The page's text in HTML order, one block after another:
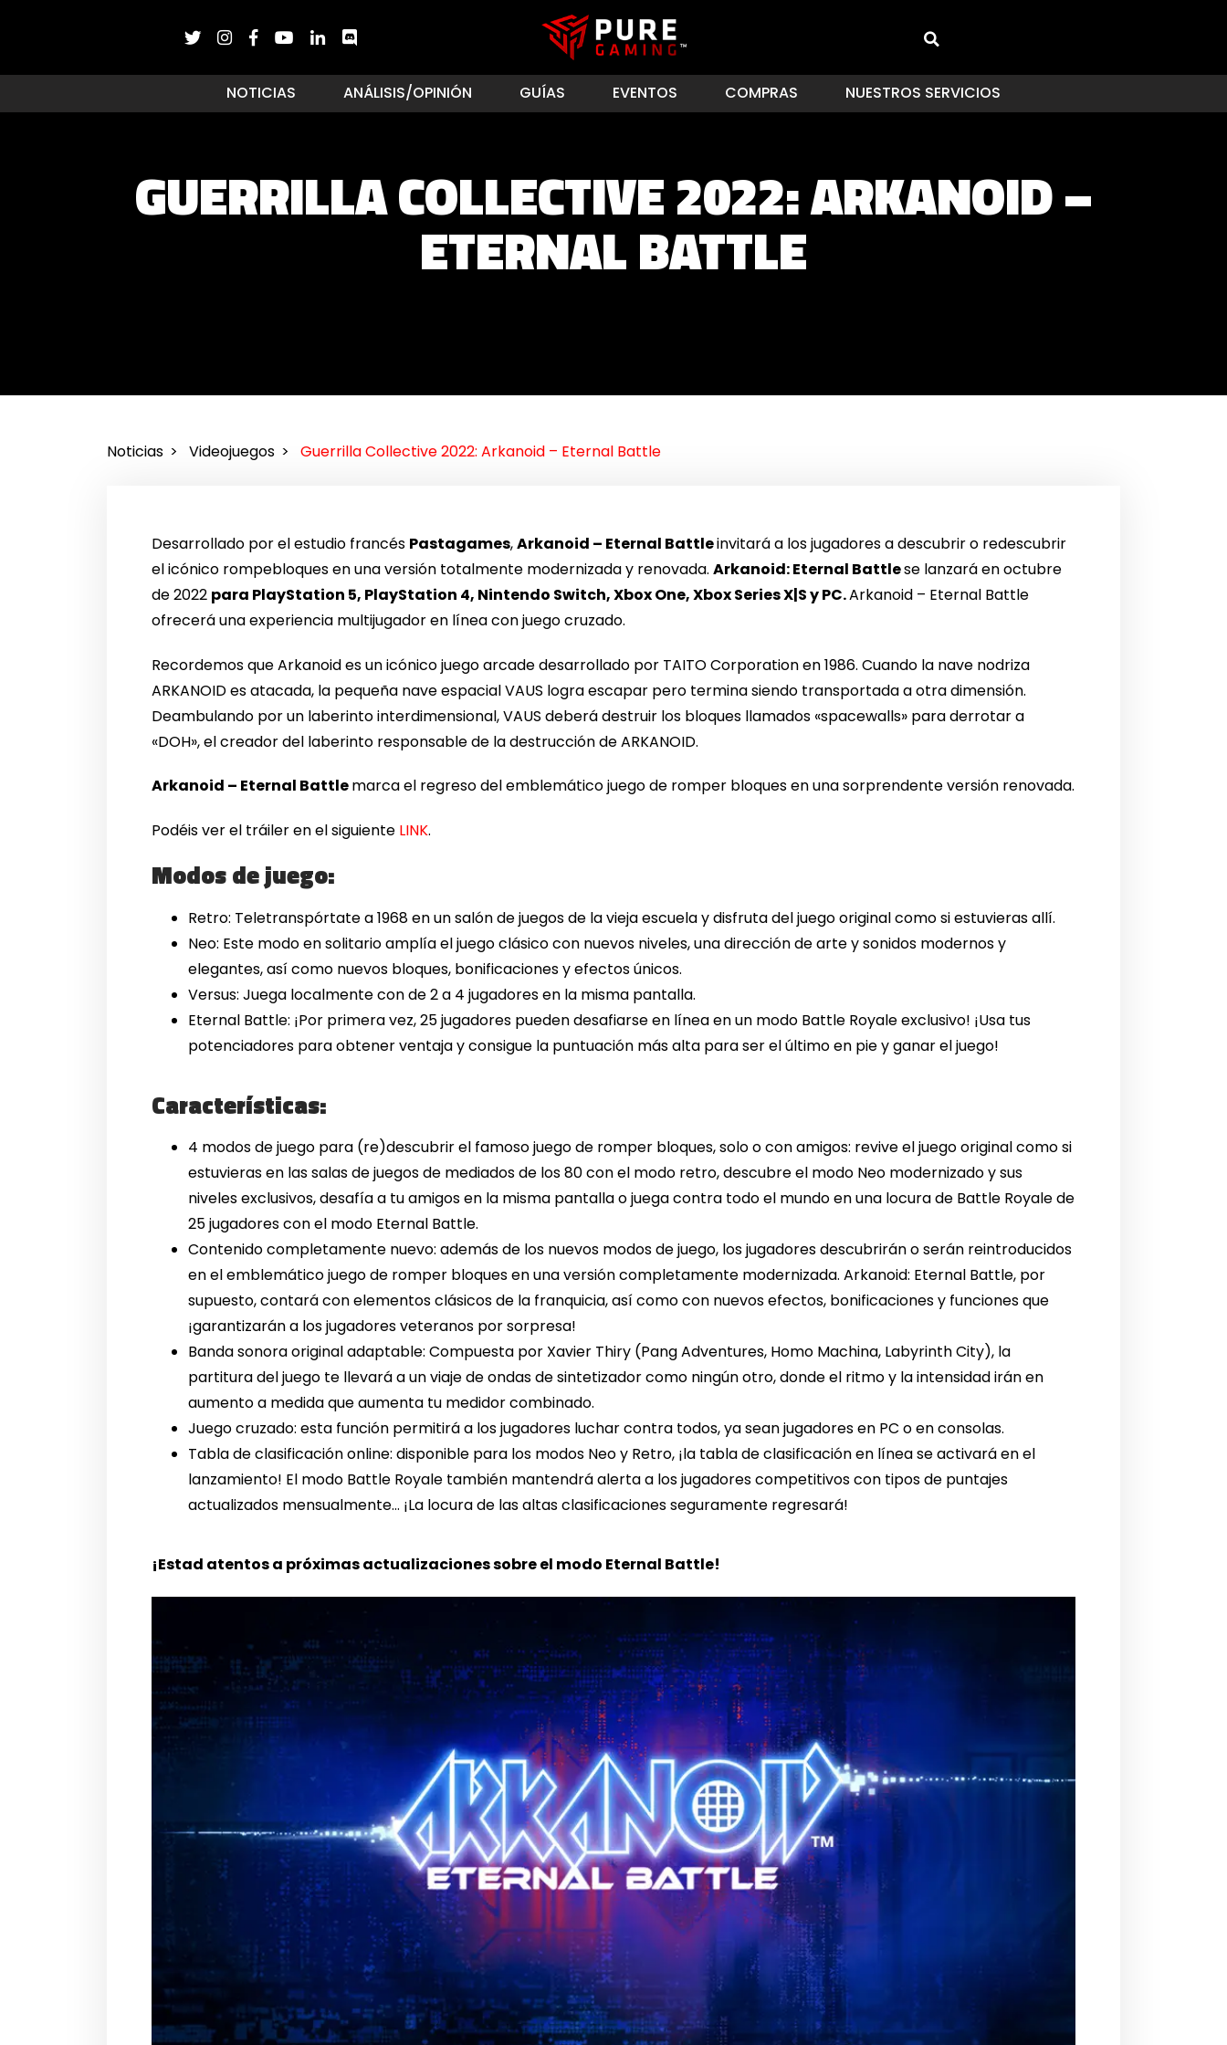
NOTICIAS ANÁLISIS/OPINIÓN GUÍAS EVENTOS COMPRAS NUESTROS SERVICIOS
GUERRILLA COLLECTIVE 2022: ARKANOID –
ETERNAL BATTLE
Noticias Videojuegos Guerrilla Collective 2022: Arkanoid – Eternal Battle
Desarrollado por el estudio francés Pastagames,Arkanoid – Eternal Battleinvitará a los jugadores a descubrir o redescubrir
el icónico rompebloques en una versión totalmente modernizada y renovada.Arkanoid: Eternal Battlese lanzará en octubre
de 2022 para PlayStation 5, PlayStation 4, Nintendo Switch, Xbox One, Xbox Series X|S y PC.Arkanoid – Eternal Battle
ofrecerá una experiencia multijugador en línea con juego cruzado.
Recordemos que Arkanoid es un icónico juego arcade desarrollado por TAITO Corporation en 1986. Cuando la nave nodriza
ARKANOID es atacada, la pequeña nave espacial VAUS logra escapar pero termina siendo transportada a otra dimensión.
Deambulando por un laberinto interdimensional, VAUS deberá destruir los bloques llamados «spacewalls» para derrotar a
«DOH», el creador del laberinto responsable de la destrucción de ARKANOID.
Arkanoid – Eternal Battlemarca el regreso del emblemático juego de romper bloques en una sorprendente versión renovada.
Podéis ver el tráiler en el siguiente LINK.
Modos de juego:
Retro: Teletranspórtate a 1968 en un salón de juegos de la vieja escuela y disfruta del juego original como si estuvieras allí.
Neo: Este modo en solitario amplía el juego clásico con nuevos niveles, una dirección de arte y sonidos modernos y
elegantes, así como nuevos bloques, bonificaciones y efectos únicos.
Versus: Juega localmente con de 2 a 4 jugadores en la misma pantalla.
Eternal Battle: ¡Por primera vez, 25 jugadores pueden desafiarse en línea en un modo Battle Royale exclusivo! ¡Usa tus
potenciadores para obtener ventaja y consigue la puntuación más alta para ser el último en pie y ganar el juego!
Características:
4 modos de juego para (re)descubrir el famoso juego de romper bloques, solo o con amigos: revive el juego original como si
estuvieras en las salas de juegos de mediados de los 80 con el modo retro, descubre el modo Neo modernizado y sus
niveles exclusivos, desafía a tu amigos en la misma pantalla o juega contra todo el mundo en una locura de Battle Royale de
25 jugadores con el modo Eternal Battle.
Contenido completamente nuevo: además de los nuevos modos de juego, los jugadores descubrirán o serán reintroducidos
en el emblemático juego de romper bloques en una versión completamente modernizada. Arkanoid: Eternal Battle, por
supuesto, contará con elementos clásicos de la franquicia, así como con nuevos efectos, bonificaciones y funciones que
¡garantizarán a los jugadores veteranos por sorpresa!
Banda sonora original adaptable: Compuesta por Xavier Thiry (Pang Adventures, Homo Machina, Labyrinth City), la
partitura del juego te llevará a un viaje de ondas de sintetizador como ningún otro, donde el ritmo y la intensidad irán en
aumento a medida que aumenta tu medidor combinado.
Juego cruzado: esta función permitirá a los jugadores luchar contra todos, ya sean jugadores en PC o en consolas.
Tabla de clasificación online: disponible para los modos Neo y Retro, ¡la tabla de clasificación en línea se activará en el
lanzamiento! El modo Battle Royale también mantendrá alerta a los jugadores competitivos con tipos de puntajes
actualizados mensualmente… ¡La locura de las altas clasificaciones seguramente regresará!
¡Estad atentos a próximas actualizaciones sobre el modo Eternal Battle!